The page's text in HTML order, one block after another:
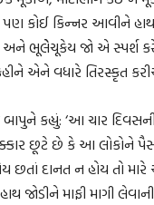
પણ કોઈ કિન્નર આવીને
અને ભૂલેેચૂકેય જો એ સ્પર્શ
એને વધારે તિરસ્કૃત
કહ્યું: ‘આ ચાર
છૂટે છે કે આ લોકોને
છતાં દાનત ન હોય તો
જોડીને માફી માગી